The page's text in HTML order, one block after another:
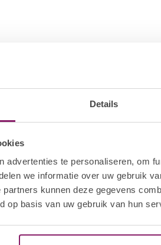
Details
advertenties te personaliseren, om
we informatie over uw gebruik
kunnen deze gegevens
op basis van uw gebruik van hun